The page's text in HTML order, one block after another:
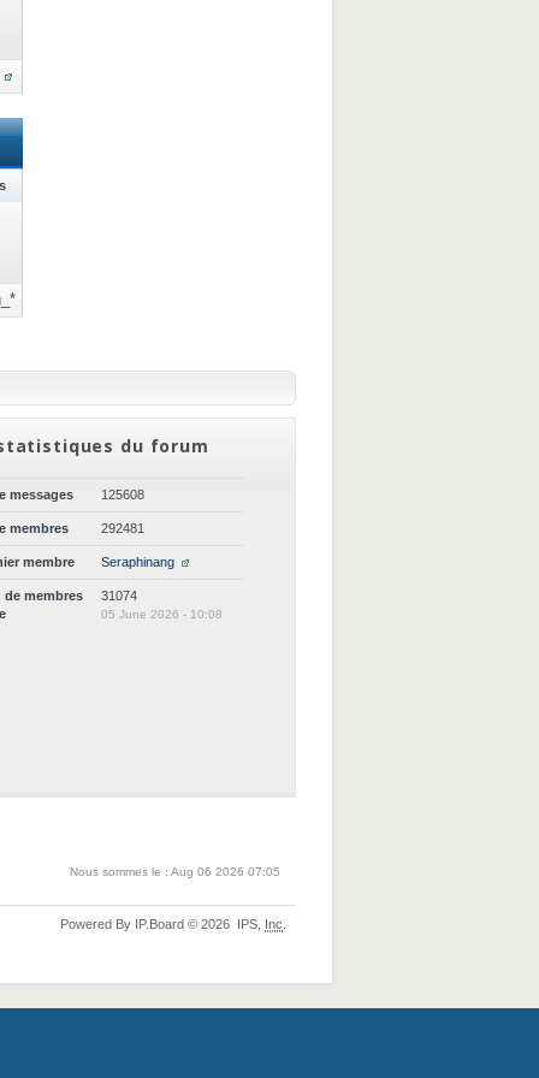
du forum
messages 125608
membres 292481
membre Seraphinang
de membres
31074
05 June 2026 - 10:08
Nous sommes le : Aug 06 2026 07:05
Powered By IP.Board © 2026 IPS, Inc